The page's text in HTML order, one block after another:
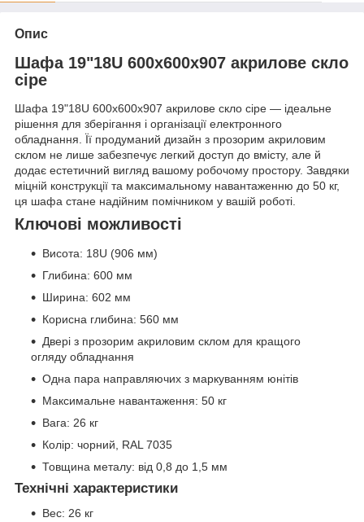
Опис
Шафа 19"18U 600x600x907 акрилове скло
сіре
Шафа 19"18U 600x600x907 акрилове скло сіре — ідеальне
рішення для зберігання і організації електронного
обладнання. Її продуманий дизайн з прозорим акриловим
склом не лише забезпечує легкий доступ до вмісту, але й
додає естетичний вигляд вашому робочому простору. Завдяки
міцній конструкції та максимальному навантаженню до 50 кг,
ця шафа стане надійним помічником у вашій роботі.
Ключові можливості
Висота: 18U (906 мм)
Глибина: 600 мм
Ширина: 602 мм
Корисна глибина: 560 мм
Двері з прозорим акриловим склом для кращого
огляду обладнання
Одна пара направляючих з маркуванням юнітів
Максимальне навантаження: 50 кг
Вага: 26 кг
Колір: чорний, RAL 7035
Товщина металу: від 0,8 до 1,5 мм
Технічні характеристики
Вес: 26 кг